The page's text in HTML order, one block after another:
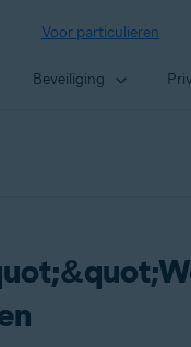
Voor particulieren
Beveiliging